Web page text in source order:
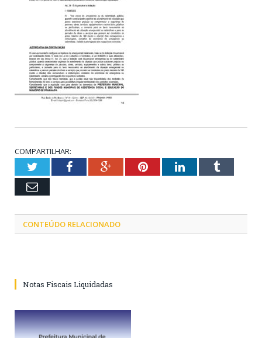
COMPARTILHAR:
TwitterFacebookGoogle+PinterestLinkedInTumblr
Email
CONTEÚDO RELACIONADO
Notas Fiscais Liquidadas